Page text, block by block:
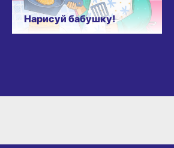
Нарисуй бабушку!